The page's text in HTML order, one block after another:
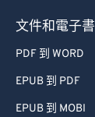
文件和電子書
PDF 到 WORD
EPUB 到 PDF
EPUB 到 MOBI